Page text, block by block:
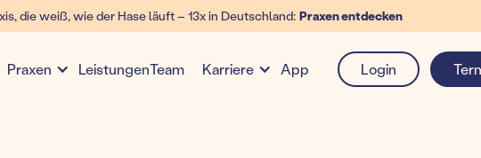
die weiß, wie der Hase läuft – 13x in Deutschland: Praxen entdecken
Praxen LeistungenTeam Karriere App Login